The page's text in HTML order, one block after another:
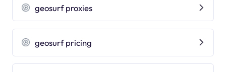
geosurf proxies
geosurf pricing